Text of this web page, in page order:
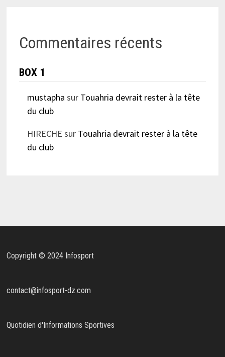
Commentaires récents
BOX 1
mustapha sur Touahria devrait rester à la tête
du club
HIRECHE sur Touahria devrait rester à la tête
du club
Copyright © 2024 Infosport
contact@infosport-dz.com
Quotidien d'Informations Sportives